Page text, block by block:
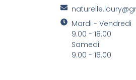
Mardi - Vendredi
9.00 - 18.00
Samedi
9.00 - 16.00